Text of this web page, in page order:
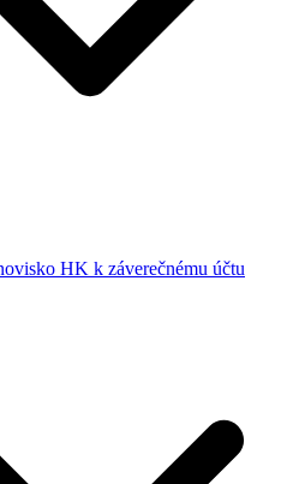
HK k záverečnému účtu